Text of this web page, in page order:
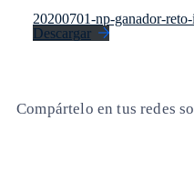
20200701-np-ganador-
Descargar
Compártelo en tus redes